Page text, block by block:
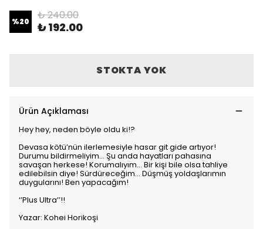
%20 ₺ 240.00
₺ 192.00
STOKTA YOK
Ürün Açıklaması
Hey hey, neden böyle oldu ki!?
Devasa kötü’nün ilerlemesiyle hasar git gide artıyor!
Durumu bildirmeliyim… Şu anda hayatları pahasına
savaşan herkese! Korumalıyım… Bir kişi bile olsa tahliye
edilebilsin diye! Sürdüreceğim… Düşmüş yoldaşlarımın
duygularını! Ben yapacağım!
‘’Plus Ultra’’!!
Yazar: Kohei Horikoşi